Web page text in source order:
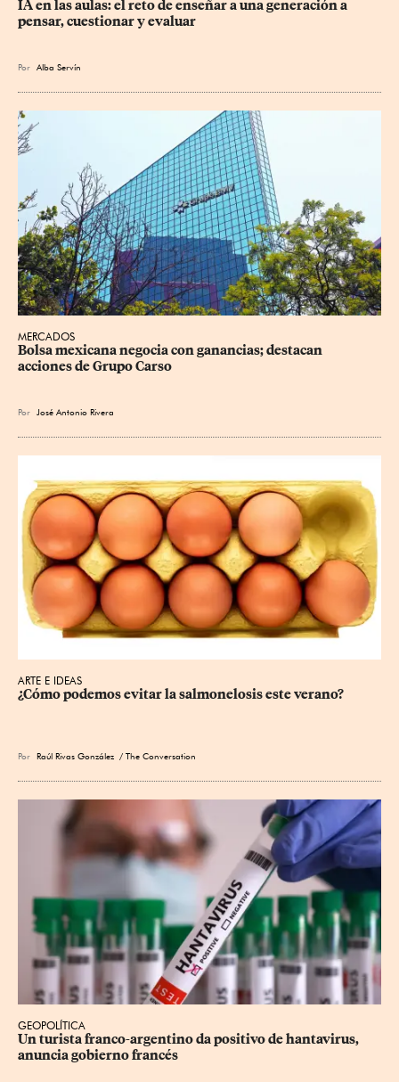
IA en las aulas: el reto de enseñar a una generación a
pensar, cuestionar y evaluar
Por Alba Servín
MERCADOS
Bolsa mexicana negocia con ganancias; destacan
acciones de Grupo Carso
Por José Antonio Rivera
ARTE E IDEAS
¿Cómo podemos evitar la salmonelosis este verano?
Por Raúl Rivas González / The Conversation
GEOPOLÍTICA
Un turista franco-argentino da positivo de hantavirus,
anuncia gobierno francés